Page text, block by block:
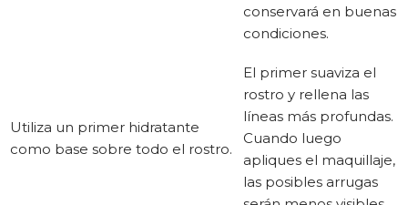
conservará en buenas
condiciones.
Utiliza un primer hidratante
como base sobre todo el rostro.
El primer suaviza el
rostro y rellena las
líneas más profundas.
Cuando luego
apliques el maquillaje,
las posibles arrugas